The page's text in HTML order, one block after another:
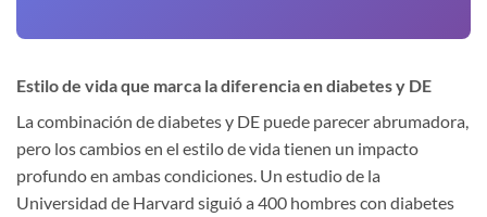
Estilo de vida que marca la diferencia en diabetes y DE
La combinación de diabetes y DE puede parecer abrumadora,
pero los cambios en el estilo de vida tienen un impacto
profundo en ambas condiciones. Un estudio de la
Universidad de Harvard siguió a 400 hombres con diabetes